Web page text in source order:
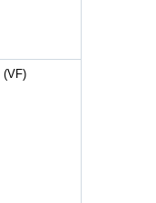
(VF)